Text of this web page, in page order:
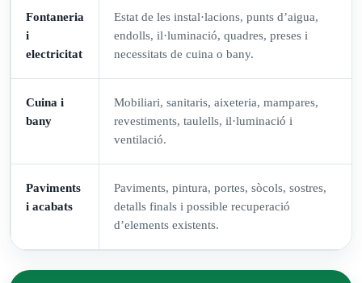
Fontaneria
i
electricitat
Estat de les instal·lacions, punts d’aigua,
endolls, il·luminació, quadres, preses i
necessitats de cuina o bany.
Cuina i
bany
Mobiliari, sanitaris, aixeteria, mampares,
revestiments, taulells, il·luminació i
ventilació.
Paviments
i acabats
Paviments, pintura, portes, sòcols, sostres,
detalls finals i possible recuperació
d’elements existents.